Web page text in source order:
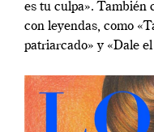
es tu culpa». También
con leyendas, como
patriarcado» y «Dale